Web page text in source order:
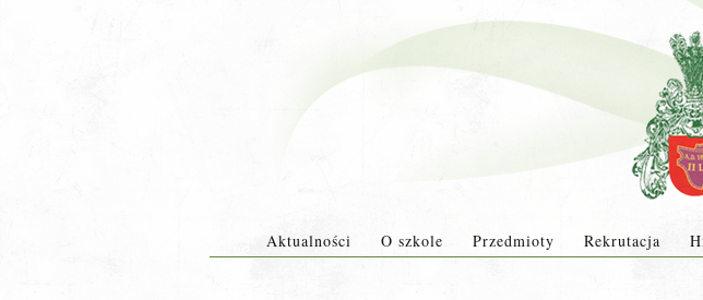
Aktualności O szkole Przedmioty Rekrutacja